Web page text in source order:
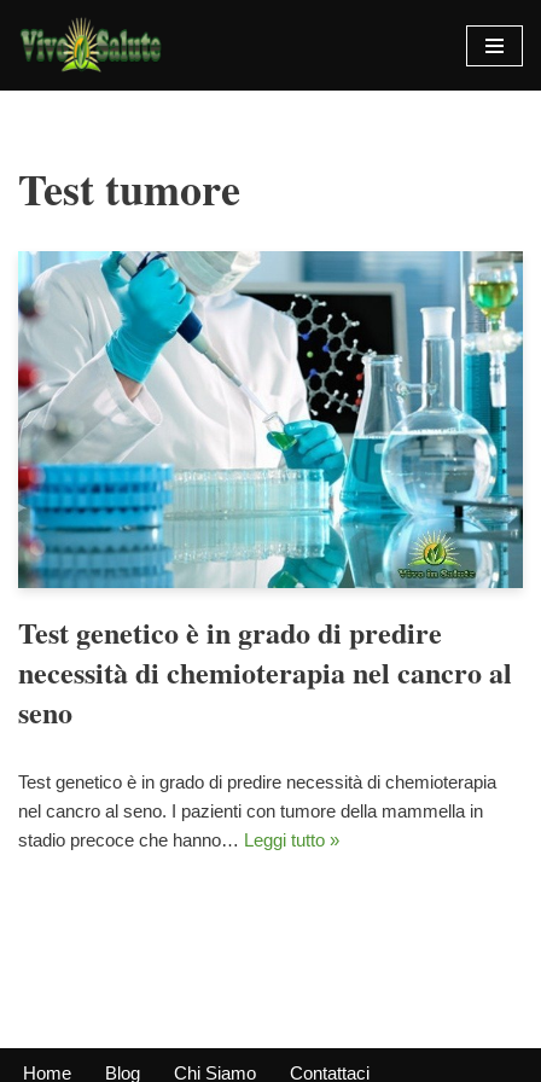
Vai
al
Test tumore
Test genetico è in grado di predire
necessità di chemioterapia nel cancro al
seno
Test genetico è in grado di predire necessità di chemioterapia
nel cancro al seno. I pazienti con tumore della mammella in
stadio precoce che hanno… Leggi tutto »
Home Blog Chi Siamo Contattaci